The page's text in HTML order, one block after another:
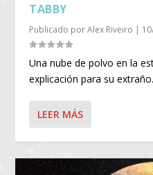
TABBY
Publicado porAlex Riveiro |
Una nube de polvo en la
explicación para su
LEER MÁS